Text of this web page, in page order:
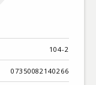
104-2
07350082140266